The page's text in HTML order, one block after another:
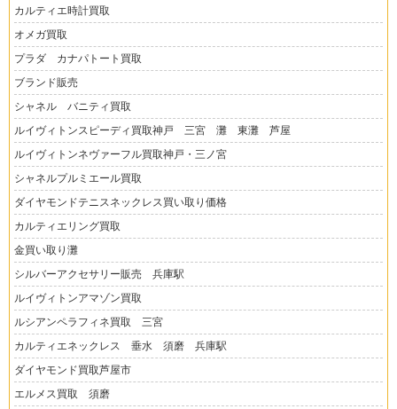
カルティエ時計買取
オメガ買取
プラダ カナパトート買取
ブランド販売
シャネル バニティ買取
ルイヴィトンスピーディ買取神戸 三宮 灘 東灘 芦屋
ルイヴィトンネヴァーフル買取神戸・三ノ宮
シャネルプルミエール買取
ダイヤモンドテニスネックレス買い取り価格
カルティエリング買取
金買い取り灘
シルバーアクセサリー販売 兵庫駅
ルイヴィトンアマゾン買取
ルシアンペラフィネ買取 三宮
カルティエネックレス 垂水 須磨 兵庫駅
ダイヤモンド買取芦屋市
エルメス買取 須磨